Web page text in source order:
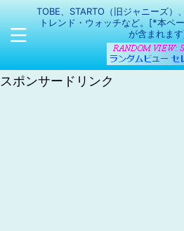
TOBE、STARTO（旧ジャニーズ）
トレンド・ウォッチなど。[*本ペ
が含まれま
スポンサードリンク